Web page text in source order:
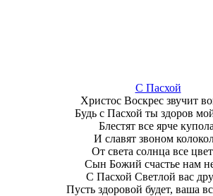
С Пасхой
Христос Воскрес звучит
Будь с Пасхой ты здоров
Блестят все ярче
И славят звоном
От света солнца все
Сын Божий счастье нам
С Пасхой Светлой вас
Пусть здоровой будет, ваша